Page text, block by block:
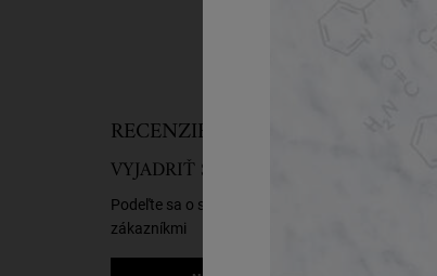
RECENZIE ZÁKAZNÍKOV
VYJADRIŤ SVOJ NÁZOR
Podeľte sa o svoj názor s ostatnými
zákazníkmi